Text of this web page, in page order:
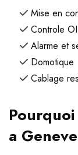
Mise en
Controle
Alarme et
Domotique
Cablage
a